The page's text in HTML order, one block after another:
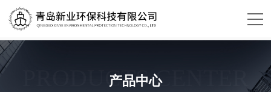
PRODUCTS CENTER
产品中心